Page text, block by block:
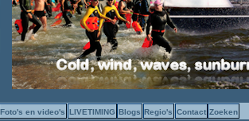
Foto's en video's LIVETIMING Blogs Regio's Contact Zoeken